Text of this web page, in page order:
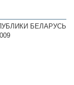
БЕЛАРУСЬ